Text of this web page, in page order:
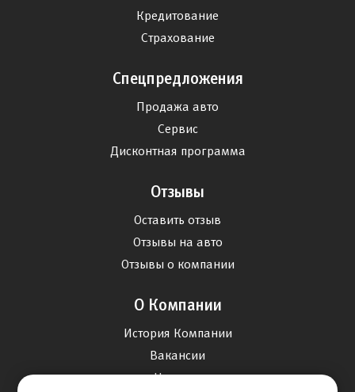
Кредитование
Страхование
Спецпредложения
Продажа авто
Сервис
Дисконтная программа
Отзывы
Оставить отзыв
Отзывы на авто
Отзывы о компании
О Компании
История Компании
Вакансии
Новости